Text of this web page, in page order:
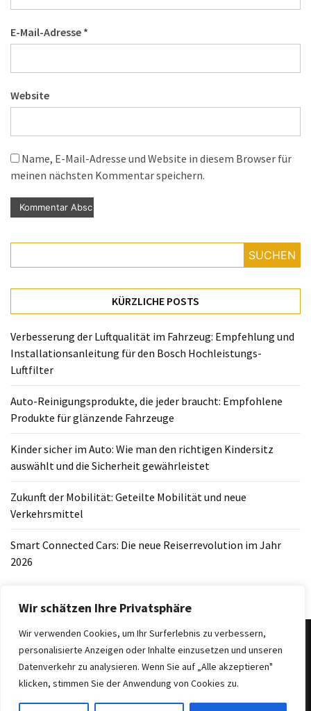
Wir schätzen Ihre Privatsphäre
Wir verwenden Cookies, um Ihr Surferlebnis zu verbessern,
personalisierte Anzeigen oder Inhalte einzusetzen und unseren
Datenverkehr zu analysieren. Wenn Sie auf „Alle akzeptieren"
klicken, stimmen Sie der Anwendung von Cookies zu.
E-Mail-Adresse *
Website
Name, E-Mail-Adresse und Website in diesem Browser für
meinen nächsten Kommentar speichern.
SUCHEN
KÜRZLICHE POSTS
Verbesserung der Luftqualität im Fahrzeug: Empfehlung und
Installationsanleitung für den Bosch Hochleistungs-
Luftfilter
Auto-Reinigungsprodukte, die jeder braucht: Empfohlene
Produkte für glänzende Fahrzeuge
Kinder sicher im Auto: Wie man den richtigen Kindersitz
auswählt und die Sicherheit gewährleistet
Zukunft der Mobilität: Geteilte Mobilität und neue
Verkehrsmittel
Smart Connected Cars: Die neue Reiserrevolution im Jahr
2026
| Theme: BlockWP by Candid Themes
Suchen